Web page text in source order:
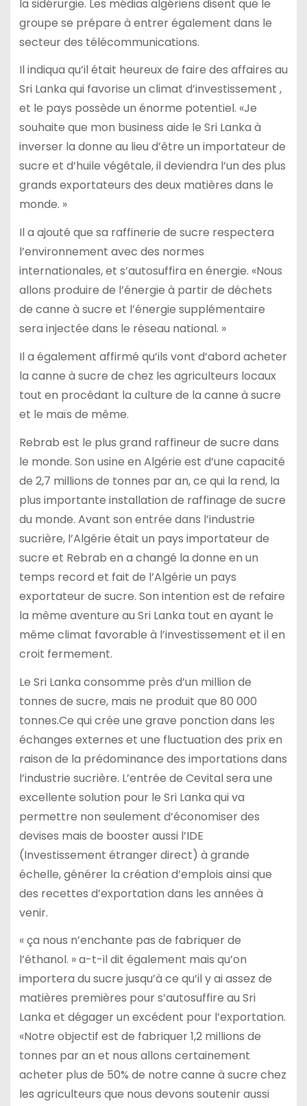
la sidérurgie. Les médias algériens disent que le
groupe se prépare à entrer également dans le
secteur des télécommunications.
Il indiqua qu’il était heureux de faire des affaires au
Sri Lanka qui favorise un climat d’investissement ,
et le pays possède un énorme potentiel. «Je
souhaite que mon business aide le Sri Lanka à
inverser la donne au lieu d’être un importateur de
sucre et d’huile végétale, il deviendra l’un des plus
grands exportateurs des deux matières dans le
monde. »
Il a ajouté que sa raffinerie de sucre respectera
l’environnement avec des normes
internationales, et s’autosuffira en énergie. «Nous
allons produire de l’énergie à partir de déchets
de canne à sucre et l’énergie supplémentaire
sera injectée dans le réseau national. »
Il a également affirmé qu’ils vont d’abord acheter
la canne à sucre de chez les agriculteurs locaux
tout en procédant la culture de la canne à sucre
et le maïs de même.
Rebrab est le plus grand raffineur de sucre dans
le monde. Son usine en Algérie est d’une capacité
de 2,7 millions de tonnes par an, ce qui la rend, la
plus importante installation de raffinage de sucre
du monde. Avant son entrée dans l’industrie
sucrière, l’Algérie était un pays importateur de
sucre et Rebrab en a changé la donne en un
temps record et fait de l’Algérie un pays
exportateur de sucre. Son intention est de refaire
la même aventure au Sri Lanka tout en ayant le
même climat favorable à l’investissement et il en
croit fermement.
Le Sri Lanka consomme près d’un million de
tonnes de sucre, mais ne produit que 80 000
tonnes.Ce qui crée une grave ponction dans les
échanges externes et une fluctuation des prix en
raison de la prédominance des importations dans
l’industrie sucrière. L’entrée de Cevital sera une
excellente solution pour le Sri Lanka qui va
permettre non seulement d’économiser des
devises mais de booster aussi l’IDE
(Investissement étranger direct) à grande
échelle, générer la création d’emplois ainsi que
des recettes d’exportation dans les années à
venir.
« ça nous n’enchante pas de fabriquer de
l’éthanol. » a-t-il dit également mais qu’on
importera du sucre jusqu’à ce qu’il y ai assez de
matières premières pour s’autosuffire au Sri
Lanka et dégager un excédent pour l’exportation.
«Notre objectif est de fabriquer 1,2 millions de
tonnes par an et nous allons certainement
acheter plus de 50% de notre canne à sucre chez
les agriculteurs que nous devons soutenir aussi